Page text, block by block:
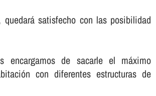
satisfecho con las posibilidad
encargamos de sacarle el máximo
con diferentes estructuras de